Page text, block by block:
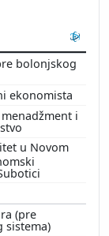
bolonjskog
ekonomista
i
u Novom
(pre
sistema)